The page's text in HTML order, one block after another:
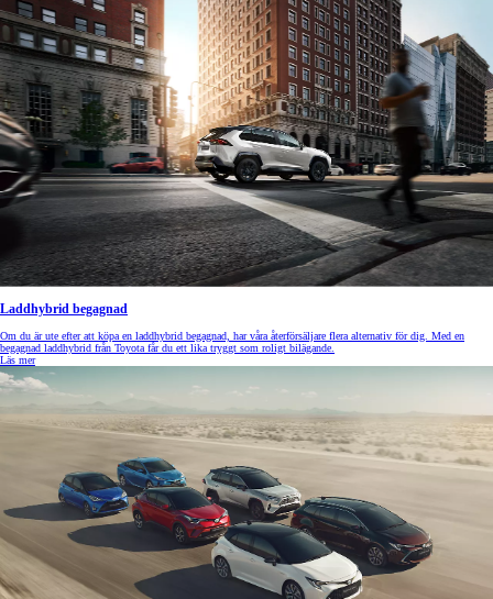
Laddhybrid begagnad
Om du är ute efter att köpa en laddhybrid begagnad, har våra återförsäljare flera alternativ för dig. Med en
begagnad laddhybrid från Toyota får du ett lika tryggt som roligt bilägande.
Läs mer